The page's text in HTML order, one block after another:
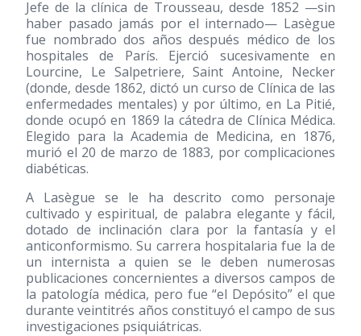
Jefe de la clínica de Trousseau, desde 1852 —sin
haber pasado jamás por el internado— Lasègue
fue nombrado dos años después médico de los
hospitales de París. Ejerció sucesivamente en
Lourcine, Le Salpetriere, Saint Antoine, Necker
(donde, desde 1862, dictó un curso de Clínica de las
enfermedades mentales) y por último, en La Pitié,
donde ocupó en 1869 la cátedra de Clínica Médica.
Elegido para la Academia de Medicina, en 1876,
murió el 20 de marzo de 1883, por complicaciones
diabéticas.
A Lasègue se le ha descrito como personaje
cultivado y espiritual, de palabra elegante y fácil,
dotado de inclinación clara por la fantasía y el
anticonformismo. Su carrera hospitalaria fue la de
un internista a quien se le deben numerosas
publicaciones concernientes a diversos campos de
la patología médica, pero fue “el Depósito” el que
durante veintitrés años constituyó el campo de sus
investigaciones psiquiátricas.